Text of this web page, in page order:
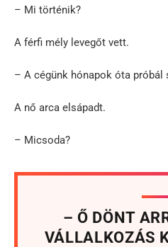
– Mi történik?
A férfi mély levegőt vett.
– A cégünk hónapok óta próbál
A nő arca elsápadt.
– Micsoda?
– Ő DÖNT
VÁLLALKOZÁS